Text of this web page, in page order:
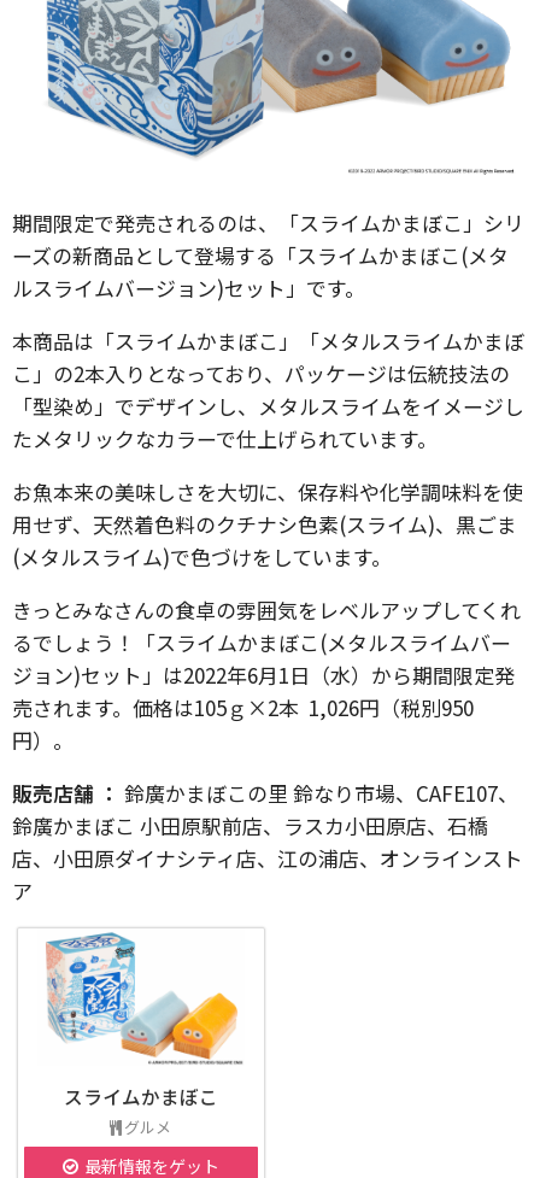
期間限定で発売されるのは、「スライムかまぼこ」シリ
ーズの新商品として登場する「スライムかまぼこ(メタ
ルスライムバージョン)セット」です。
本商品は「スライムかまぼこ」「メタルスライムかまぼ
こ」の2本入りとなっており、パッケージは伝統技法の
「型染め」でデザインし、メタルスライムをイメージし
たメタリックなカラーで仕上げられています。
お魚本来の美味しさを大切に、保存料や化学調味料を使
用せず、天然着色料のクチナシ色素(スライム)、黒ごま
(メタルスライム)で色づけをしています。
きっとみなさんの食卓の雰囲気をレベルアップしてくれ
るでしょう！「スライムかまぼこ(メタルスライムバー
ジョン)セット」は2022年6月1日（水）から期間限定発
売されます。価格は105ｇ×2本 1,026円（税別950
円）。
販売店舗 ： 鈴廣かまぼこの里 鈴なり市場、CAFE107、
鈴廣かまぼこ 小田原駅前店、ラスカ小田原店、石橋
店、小田原ダイナシティ店、江の浦店、オンラインスト
ア
スライムかまぼこ
グルメ
最新情報をゲット